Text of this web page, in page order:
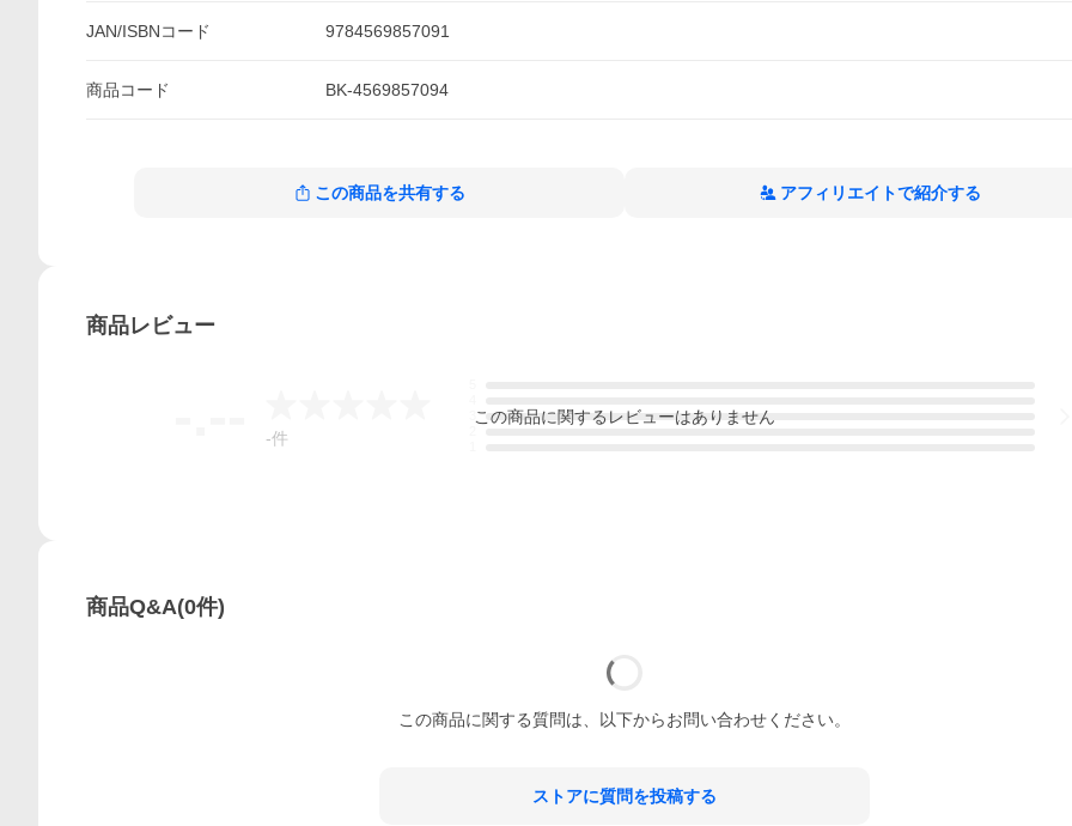
JAN/ISBNコード 9784569857091
商品コード BK-4569857094
この商品を共有する アフィリエイトで紹介する
商品レビュー
-件
この商品に関するレビューはありません
商品Q&A(0件)
この商品に関する質問は、以下からお問い合わせください。
ストアに質問を投稿する